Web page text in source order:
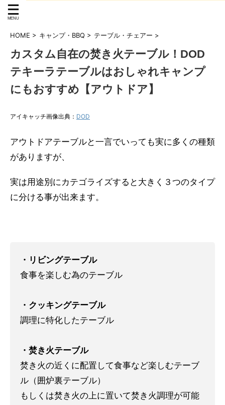
HOME > キャンプ・BBQ > テーブル・チェアー >
カスタム自在の焚き火テーブル！DOD
テキーラテーブルはおしゃれキャンプ
にもおすすめ【アウトドア】
アイキャッチ画像出典： DOD
アウトドアテーブルと一言でいっても実に多くの種類
がありますが、
実は用途別にカテゴライズすると大きく３つのタイプ
に分ける事が出来ます。
・リビングテーブル
食事を楽しむ為のテーブル
・クッキングテーブル
調理に特化したテーブル
・焚き火テーブル
焚き火の近くに配置して食事など楽しむテーブ
ル（囲炉裏テーブル）
もしくは焚き火の上に置いて焚き火調理が可能